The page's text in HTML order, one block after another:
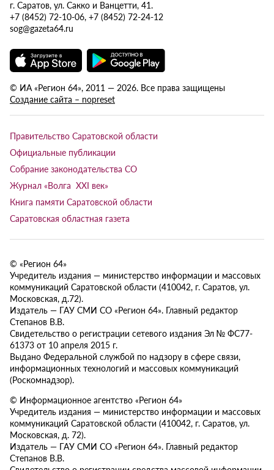
г. Саратов, ул. Сакко и Ванцетти, 41.
+7 (8452) 72-10-06, +7 (8452) 72-24-12
sog@gazeta64.ru
© ИА «Регион 64», 2011 — 2026. Все права защищены
Создание сайта – nopreset
Правительство Саратовской области
Официальные публикации
Собрание законодательства СО
Журнал «Волга XXI век»
Книга памяти Саратовской области
Саратовская областная газета
© «Регион 64»
Учредитель издания — министерство информации и массовых
коммуникаций Саратовской области (410042, г. Саратов, ул.
Московская, д.72).
Издатель — ГАУ СМИ СО «Регион 64». Главный редактор
Степанов В.В.
Свидетельство о регистрации сетевого издания Эл № ФС77-
61373 от 10 апреля 2015 г.
Выдано Федеральной службой по надзору в сфере связи,
информационных технологий и массовых коммуникаций
(Роскомнадзор).
© Информационное агентство «Регион 64»
Учредитель издания — министерство информации и массовых
коммуникаций Саратовской области (410042, г. Саратов, ул.
Московская, д. 72).
Издатель — ГАУ СМИ СО «Регион 64». Главный редактор
Степанов В.В.